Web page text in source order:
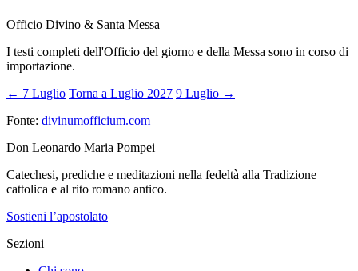
Officio Divino & Santa Messa
I testi completi dell'Officio del giorno e della Messa sono in corso di
importazione.
← 7 Luglio Torna a Luglio 2027 9 Luglio →
Fonte: divinumofficium.com
Don Leonardo Maria Pompei
Catechesi, prediche e meditazioni nella fedeltà alla Tradizione
cattolica e al rito romano antico.
Sostieni l’apostolato
Sezioni